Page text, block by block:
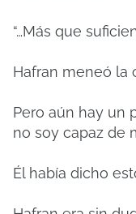
“…Más que
Hafran meneó la
Pero aún hay un
no soy capaz de
Él había dicho